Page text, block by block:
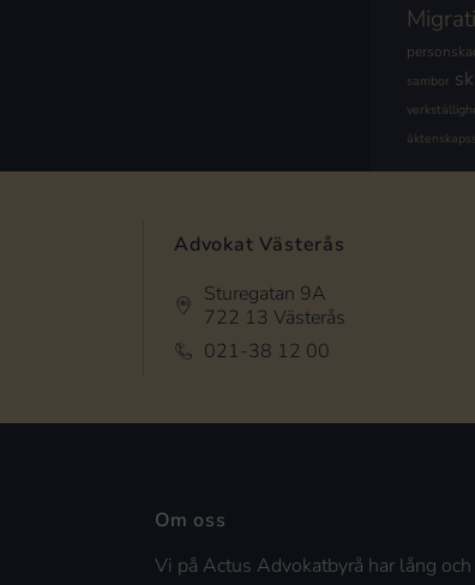
sambor
Advokat Västerås
Sturegatan 9A
722 13 Västerås
021-38 12 00
Om oss
Vi på Actus Advokatbyrå har lång och